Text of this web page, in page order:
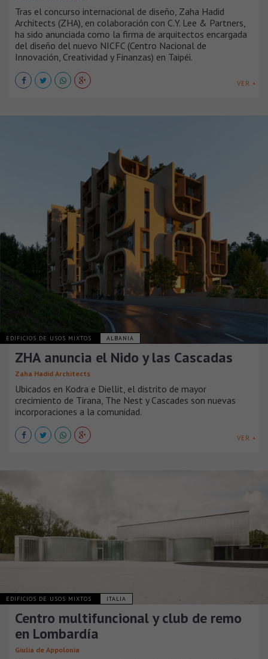
Tras el concurso internacional de diseño, Zaha Hadid
Architects (ZHA), en colaboración con C.Y. Lee & Partners,
ha sido anunciada como la firma de arquitectos encargada
del diseño del nuevo NICFC (Centro Nacional de
Innovación, Creatividad y Finanzas) en Taipéi.
VER +
EDIFICIOS DE USOS MIXTOS ALBANIA
ZHA anuncia el Nido y las Cascadas
Zaha Hadid Architects
Ubicados en Kodra e Diellit, el distrito de mayor
crecimiento de Tirana, The Nest y Cascades son nuevas
incorporaciones a la comunidad.
VER +
EDIFICIOS DE USOS MIXTOS ITALIA
Centro multifuncional y club de remo
en Lombardía
Giulia de Appolonia